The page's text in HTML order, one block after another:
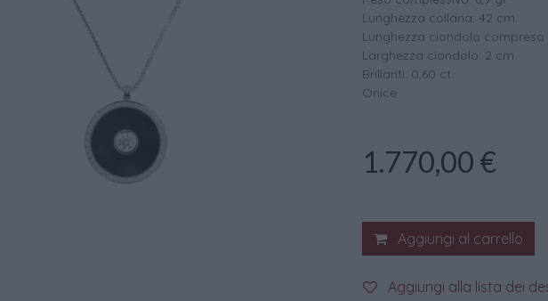
Lunghezza collana: 42 cm.
Lunghezza ciondolo compreso
Larghezza ciondolo: 2 cm.
Brillanti: 0,60 ct.
Onice
1.770,00 €
Aggiungi al carrello
Aggiungi alla lista dei